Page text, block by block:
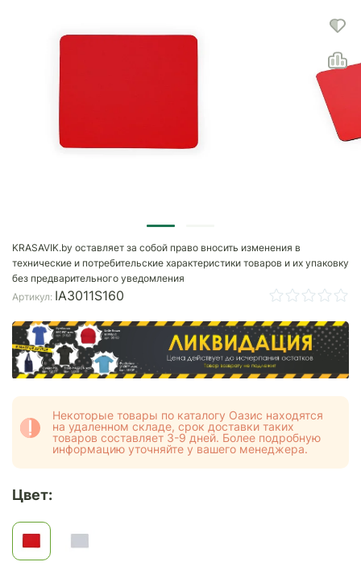
KRASAVIK.by оставляет за собой право вносить изменения в
технические и потребительские характеристики товаров и их упаковку
без предварительного уведомления
Артикул: IA3011S160
Некоторые товары по каталогу Оазис находятся
на удаленном складе, срок доставки таких
товаров составляет 3-9 дней. Более подробную
информацию уточняйте у вашего менеджера.
Цвет: